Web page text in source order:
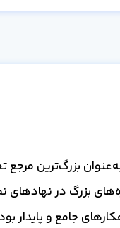
بزرگ‌ترین
بزرگ در
جامع و پایدار